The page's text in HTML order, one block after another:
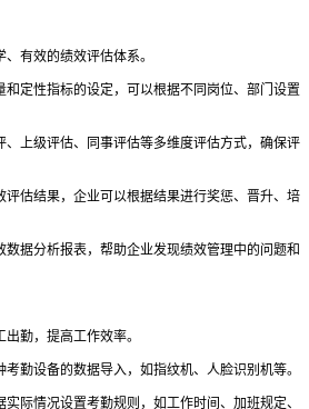
有效的绩效评估体系。
和定性指标的设定，可以根据不同岗位、部门设置
、上级评估、同事评估等多维度评估方式，确保评
评估结果，企业可以根据结果进行奖惩、晋升、培
数据分析报表，帮助企业发现绩效管理中的问题和
勤，提高工作效率。
勤设备的数据导入，如指纹机、人脸识别机等。
际情况设置考勤规则，如工作时间、加班规定、